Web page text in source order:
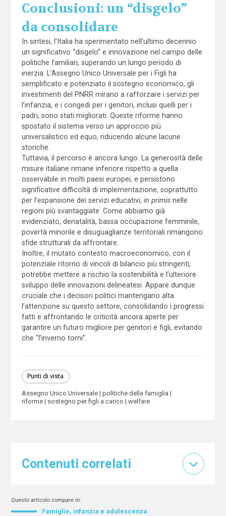
Conclusioni: un “disgelo”
da consolidare
In sintesi, l’Italia ha sperimentato nell’ultimo decennio
un significativo “disgelo” e innovazione nel campo delle
politiche familiari, superando un lungo periodo di
inerzia. L’Assegno Unico Universale per i Figli ha
semplificato e potenziato il sostegno economico, gli
investimenti del PNRR mirano a rafforzare i servizi per
l’infanzia, e i congedi per i genitori, inclusi quelli per i
padri, sono stati migliorati. Queste riforme hanno
spostato il sistema verso un approccio più
universalistico ed equo, riducendo alcune lacune
storiche.
Tuttavia, il percorso è ancora lungo. La generosità delle
misure italiane rimane inferiore rispetto a quella
osservabile in molti paesi europei, e persistono
significative difficoltà di implementazione, soprattutto
per l’espansione dei servizi educativi, in primisnelle
regioni più svantaggiate. Come abbiamo già
evidenziato, denatalità, bassa occupazione femminile,
povertà minorile e disuguaglianze territoriali rimangono
sfide strutturali da affrontare.
Inoltre, il mutato contesto macroeconomico, con il
potenziale ritorno di vincoli di bilancio più stringenti,
potrebbe mettere a rischio la sostenibilità e l’ulteriore
sviluppo delle innovazioni delineatesi. Appare dunque
cruciale che i decisori politici mantengano alta
l’attenzione su questo settore, consolidando i progressi
fatti e affrontando le criticità ancora aperte per
garantire un futuro migliore per genitori e figli, evitando
che “l’inverno torni”.
Punti di vista
Assegno Unico Universale
politiche della famiglia
riforme
sostegno per figli a carico welfare
Contenuti correlati
Questo articolo compare in:
Famiglie, infanzia e adolescenza